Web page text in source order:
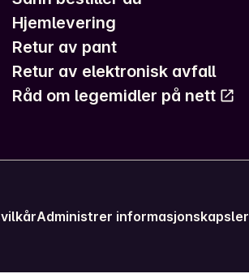
Hjemlevering
Retur av pant
Retur av elektronisk avfall
Råd om legemidler på nett
Administrer informasjonskapsler